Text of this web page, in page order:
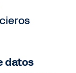
datos